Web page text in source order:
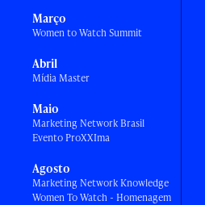
Março
Women to Watch Summit
Abril
Mídia Master
Maio
Marketing Network Brasil
Evento ProXXIma
Agosto
Marketing Network Knowledge
Women To Watch - Homenagem